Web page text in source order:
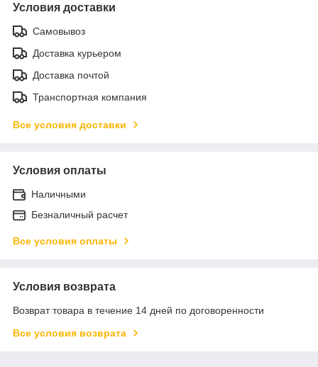
Условия доставки
Самовывоз
Доставка курьером
Доставка почтой
Транспортная компания
Все условия доставки
Условия оплаты
Наличными
Безналичный расчет
Все условия оплаты
Условия возврата
Возврат товара в течение 14 дней по договоренности
Все условия возврата